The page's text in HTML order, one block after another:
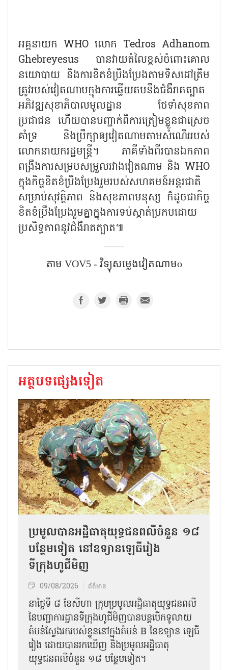
អគ្គនាយក WHO លោក Tedros Adhanom
Ghebreyesus បានវាយតំលៃខ្ពស់ចំពោះគោល
នយោបាយ និងការខិតខំប្រឹងប្រែងតាមទិសដៅត្រឹម
ត្រូវរបស់វៀតណាមក្នុងការឆ្លើយតបនឹងជំងឺរាតត្បាត
អភិវឌ្ឍសុខាភិបាលមូលដ្ឋាន ថែទាំសុខភាព
ប្រជាជន ហើយបានបញ្ជាក់ពីការត្រៀមខ្លួនជាស្រេច
គាំទ្រ និងប្រឹក្សាឲ្យវៀតណាមតាមសំណើររបស់
លោកនាយករដ្ឋមន្ត្រី។ ភាគីទាំងពីរបានឯកភាព
ពង្រឹងការសម្របសម្រួលរវាងវៀតណាម និង WHO
ក្នុងកិច្ចខិតខំប្រឹងប្រែងរួមរបស់សហគមន៍អន្តរជាតិ
សម្រាប់សុវត្ថិភាព និងសុខភាពមនុស្ស ក៏ដូចជាកិច្ច
ខិតខំប្រឹងប្រែងរួមគ្នាក្នុងការទប់ស្កាត់ប្រកបដោយ
ប្រសិទ្ធភាពនូវជំងឺរាតត្បាត៕
តាម​ VOV5 - វិទ្យុសម្លេងវៀតណាមo
អត្ថបទផ្សេងទៀត
ប្រមូលបានអដ្ឋិធាតុយុទ្ធជនពលីចំនួន ១៨
បន្ថែមទៀត នៅឧទ្យានឡេធីរៀង
ទីក្រុងហូជីមិញ
09/08/2026 ព័ត៌មាន
នាថ្ងៃទី ៨ ខែសីហា ក្រុមប្រមូលអដ្ឋិធាតុយុទ្ធជនពលី
នៃបញ្ជាការដ្ឋានទីក្រុងហូជីមិញបានបន្តបើកទូលាយ
តំបន់ស្វែងរករបស់ខ្លួននៅក្នុងតំបន់ B នៃឧទ្យាន ឡេធី
រៀង ដោយបានរកឃើញ និងប្រមូលអដ្ឋិធាតុ
យុទ្ធជនពលីចំនួន ១៨ បន្ថែមទៀត។